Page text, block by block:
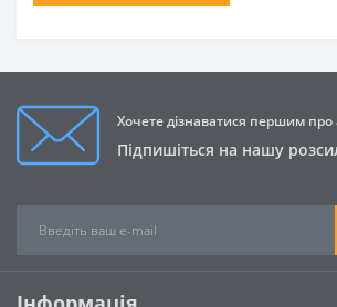
Хочете дізнаватися першим про
Підпишіться на нашу